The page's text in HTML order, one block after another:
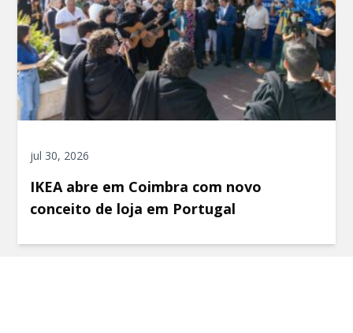
jul 30, 2026
IKEA abre em Coimbra com novo
conceito de loja em Portugal